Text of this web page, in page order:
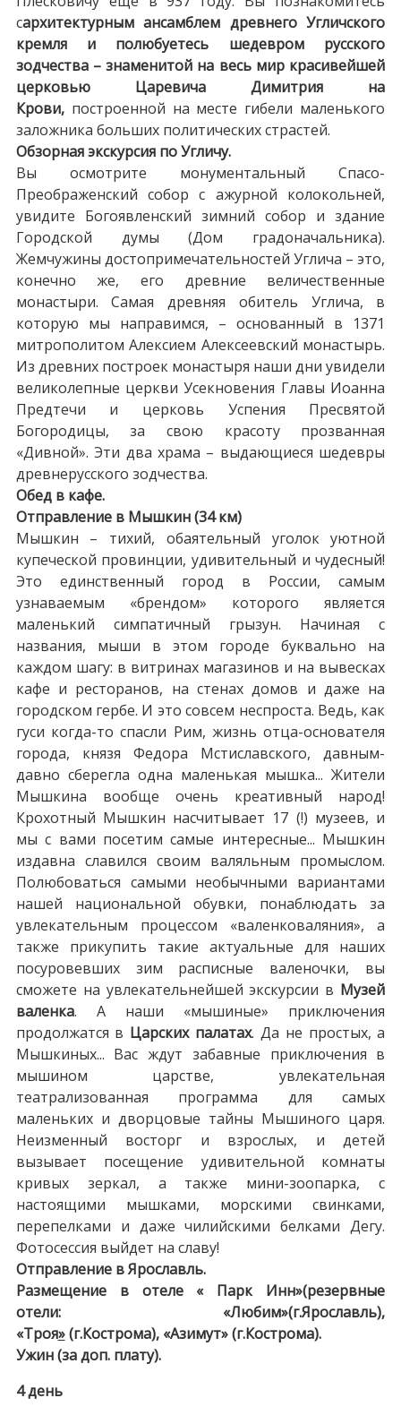
сархитектурным ансамблем древнего Угличского
кремля и полюбуетесь шедевром русского
зодчества – знаменитой на весь мир красивейшей
церковью Царевича Димитрия на
Крови,построенной на месте гибели маленького
заложника больших политических страстей.
Обзорная экскурсия по Угличу.
Вы осмотрите монументальный Спасо-
Преображенский собор с ажурной колокольней,
увидите Богоявленский зимний собор и здание
Городской думы (Дом градоначальника).
Жемчужины достопримечательностей Углича – это,
конечно же, его древние величественные
монастыри. Самая древняя обитель Углича, в
которую мы направимся, – основанный в 1371
митрополитом Алексием Алексеевский монастырь.
Из древних построек монастыря наши дни увидели
великолепные церкви Усекновения Главы Иоанна
Предтечи и церковь Успения Пресвятой
Богородицы, за свою красоту прозванная
«Дивной». Эти два храма – выдающиеся шедевры
древнерусского зодчества.
Обед в кафе.
Отправление в Мышкин (34 км)
Мышкин – тихий, обаятельный уголок уютной
купеческой провинции, удивительный и чудесный!
Это единственный город в России, самым
узнаваемым «брендом» которого является
маленький симпатичный грызун. Начиная с
названия, мыши в этом городе буквально на
каждом шагу: в витринах магазинов и на вывесках
кафе и ресторанов, на стенах домов и даже на
городском гербе. И это совсем неспроста. Ведь, как
гуси когда-то спасли Рим, жизнь отца-основателя
города, князя Федора Мстиславского, давным-
давно сберегла одна маленькая мышка... Жители
Мышкина вообще очень креативный народ!
Крохотный Мышкин насчитывает 17 (!) музеев, и
мы с вами посетим самые интересные... Мышкин
издавна славился своим валяльным промыслом.
Полюбоваться самыми необычными вариантами
нашей национальной обувки, понаблюдать за
увлекательным процессом «валенковаляния», а
также прикупить такие актуальные для наших
посуровевших зим расписные валеночки, вы
сможете на увлекательнейшей экскурсии в Музей
валенка. А наши «мышиные» приключения
продолжатся в Царских палатах. Да не простых, а
Мышкиных... Вас ждут забавные приключения в
мышином царстве, увлекательная
театрализованная программа для самых
маленьких и дворцовые тайны Мышиного царя.
Неизменный восторг и взрослых, и детей
вызывает посещение удивительной комнаты
кривых зеркал, а также мини-зоопарка, с
настоящими мышками, морскими свинками,
перепелками и даже чилийскими белками Дегу.
Фотосессия выйдет на славу!
Отправление в Ярославль.
Размещение в отеле « Парк Инн»(резервные
отели: «Любим»(г.Ярославль),
«Троя»(г.Кострома), «Азимут» (г.Кострома).
Ужин (за доп. плату).
4 день